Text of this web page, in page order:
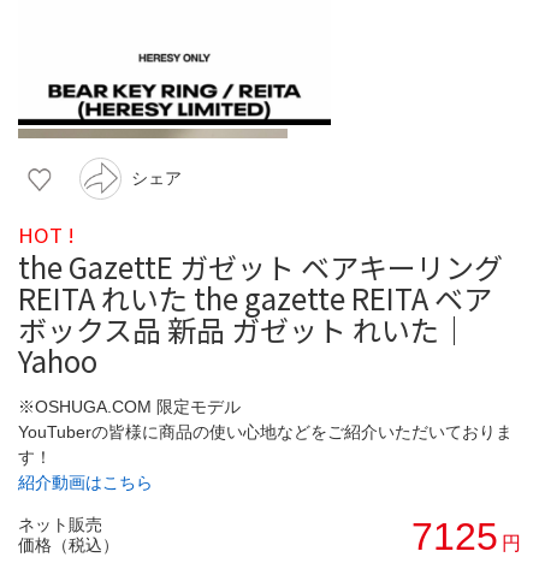
シェア
HOT !
the GazettE ガゼット ベアキーリング
REITA れいた the gazette REITA ベア
ボックス品 新品 ガゼット れいた｜
Yahoo
※OSHUGA.COM 限定モデル
YouTuberの皆様に商品の使い心地などをご紹介いただいておりま
す！
紹介動画はこちら
ネット販売
価格（税込）
7125 円